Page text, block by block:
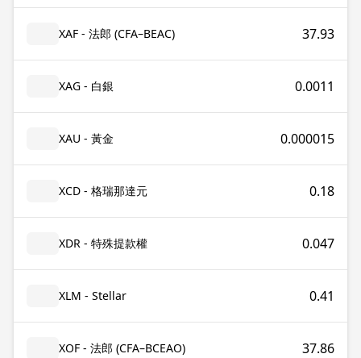
XAF - 法郎 (CFA–BEAC) 37.93
XAG - 白銀 0.0011
XAU - 黃金 0.000015
XCD - 格瑞那達元 0.18
XDR - 特殊提款權 0.047
XLM - Stellar 0.41
XOF - 法郎 (CFA–BCEAO) 37.86